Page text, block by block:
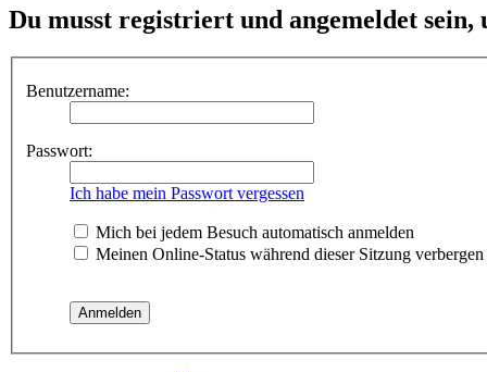
Du musst registriert und angemeldet sein,
Benutzername:
Passwort:
Ich habe mein Passwort vergessen
Mich bei jedem Besuch automatisch anmelden
Meinen Online-Status während dieser Sitzung verbergen